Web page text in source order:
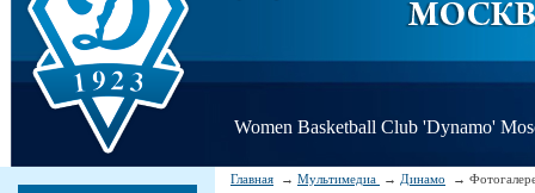
Women Basketball Club 'Dynamo'
Главная Мультимедиа Динамо